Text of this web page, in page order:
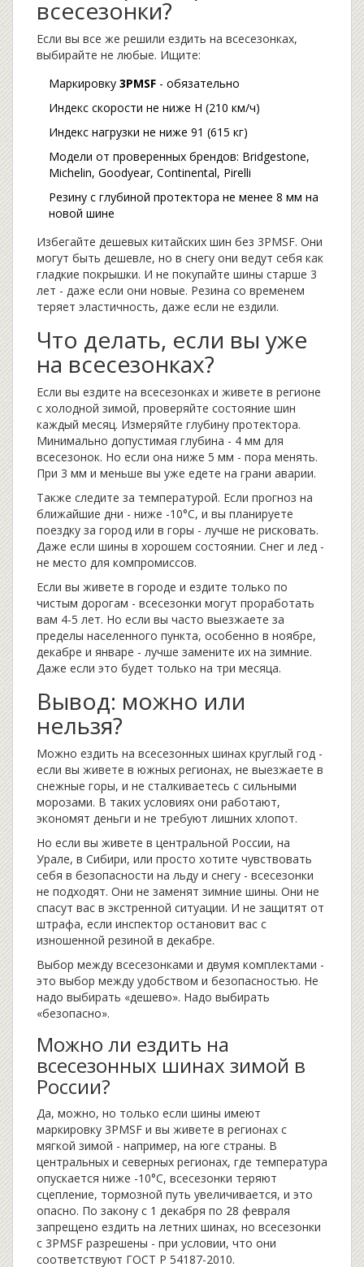
всесезонки?
Если вы все же решили ездить на всесезонках,
выбирайте не любые. Ищите:
Маркировку 3PMSF - обязательно
Индекс скорости не ниже H (210 км/ч)
Индекс нагрузки не ниже 91 (615 кг)
Модели от проверенных брендов: Bridgestone,
Michelin, Goodyear, Continental, Pirelli
Резину с глубиной протектора не менее 8 мм на
новой шине
Избегайте дешевых китайских шин без 3PMSF. Они
могут быть дешевле, но в снегу они ведут себя как
гладкие покрышки. И не покупайте шины старше 3
лет - даже если они новые. Резина со временем
теряет эластичность, даже если не ездили.
Что делать, если вы уже
на всесезонках?
Если вы ездите на всесезонках и живете в регионе
с холодной зимой, проверяйте состояние шин
каждый месяц. Измеряйте глубину протектора.
Минимально допустимая глубина - 4 мм для
всесезонок. Но если она ниже 5 мм - пора менять.
При 3 мм и меньше вы уже едете на грани аварии.
Также следите за температурой. Если прогноз на
ближайшие дни - ниже -10°C, и вы планируете
поездку за город или в горы - лучше не рисковать.
Даже если шины в хорошем состоянии. Снег и лед -
не место для компромиссов.
Если вы живете в городе и ездите только по
чистым дорогам - всесезонки могут проработать
вам 4-5 лет. Но если вы часто выезжаете за
пределы населенного пункта, особенно в ноябре,
декабре и январе - лучше замените их на зимние.
Даже если это будет только на три месяца.
Вывод: можно или
нельзя?
Можно ездить на всесезонных шинах круглый год -
если вы живете в южных регионах, не выезжаете в
снежные горы, и не сталкиваетесь с сильными
морозами. В таких условиях они работают,
экономят деньги и не требуют лишних хлопот.
Но если вы живете в центральной России, на
Урале, в Сибири, или просто хотите чувствовать
себя в безопасности на льду и снегу - всесезонки
не подходят. Они не заменят зимние шины. Они не
спасут вас в экстренной ситуации. И не защитят от
штрафа, если инспектор остановит вас с
изношенной резиной в декабре.
Выбор между всесезонками и двумя комплектами -
это выбор между удобством и безопасностью. Не
надо выбирать «дешево». Надо выбирать
«безопасно».
Можно ли ездить на
всесезонных шинах зимой в
России?
Да, можно, но только если шины имеют
маркировку 3PMSF и вы живете в регионах с
мягкой зимой - например, на юге страны. В
центральных и северных регионах, где температура
опускается ниже -10°C, всесезонки теряют
сцепление, тормозной путь увеличивается, и это
опасно. По закону с 1 декабря по 28 февраля
запрещено ездить на летних шинах, но всесезонки
с 3PMSF разрешены - при условии, что они
соответствуют ГОСТ Р 54187-2010.